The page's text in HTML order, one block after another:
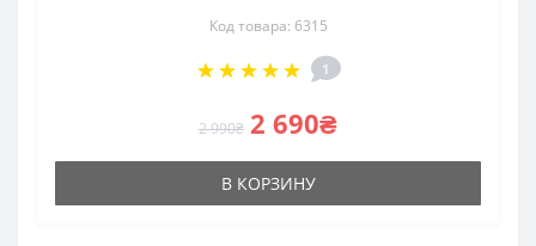
Код товара: 6315
1
2 990₴ 2 690₴
В КОРЗИНУ